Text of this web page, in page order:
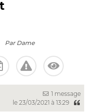
Par Dame
1 message
le 23/03/2021 à 13:29